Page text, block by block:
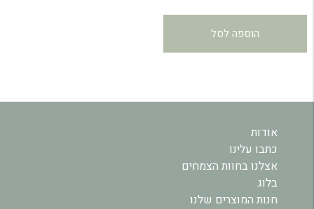
הוספה לסל
אודות
כתבו עלינו
אצלנו בחוות הצמחים
בלוג
חנות המוצרים שלנו